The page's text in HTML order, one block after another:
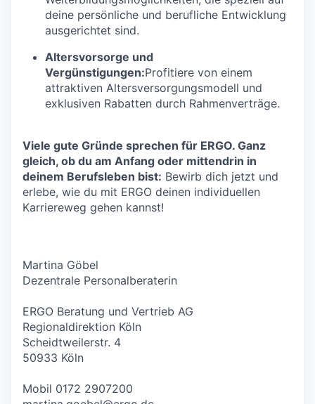
deine persönliche und berufliche Entwicklung
ausgerichtet sind.
Altersvorsorge und
Vergünstigungen:Profitiere von einem
attraktiven Altersversorgungsmodell und
exklusiven Rabatten durch Rahmenverträge.
Viele gute Gründe sprechen für ERGO. Ganz
gleich, ob du am Anfang oder mittendrin in
deinem Berufsleben bist: Bewirb dich jetzt und
erlebe, wie du mit ERGO deinen individuellen
Karriereweg gehen kannst!
Martina Göbel
Dezentrale Personalberaterin
ERGO Beratung und Vertrieb AG
Regionaldirektion Köln
Scheidtweilerstr. 4
50933 Köln
Mobil 0172 2907200